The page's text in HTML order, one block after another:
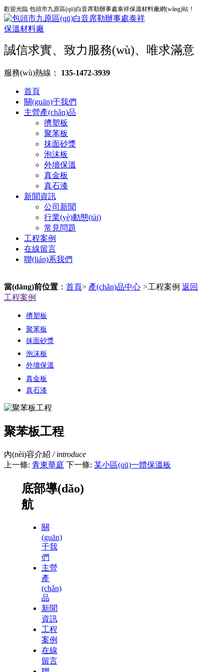
歡迎光臨 包頭市九原區(qū)白音席勒辦事處泰祥保溫材料廠網(wǎng)站！
誠信求實、致力服務(wù)、唯求滿意
服務(wù)熱線： 135-1472-3939
首頁
關(guān)于我們
主營產(chǎn)品
擠塑板
聚苯板
抹面砂漿
泡沫板
外墻保溫
真金板
真石漆
新聞資訊
公司新聞
行業(yè)動態(tài)
常見問題
工程案例
在線留言
聯(lián)系我們
當(dāng)前位置 ： 首頁> 產(chǎn)品中心 >工程案例 返回
工程案例
擠塑板
聚苯板
抹面砂漿
泡沫板
外墻保溫
真金板
真石漆
聚苯板工程
內(nèi)容介紹 / introduce
上一條: 青東華庭 下一條: 某小區(qū)一體保溫板
底部導(dǎo)
航
關
(guān)
于我
們
主營
產
(chǎn)
品
新聞
資訊
工程
案例
在線
留言